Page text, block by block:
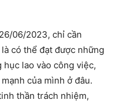
06/2023, chỉ cần
có thể đạt được những
lao vào công việc,
của mình ở đâu.
thần trách nhiệm,